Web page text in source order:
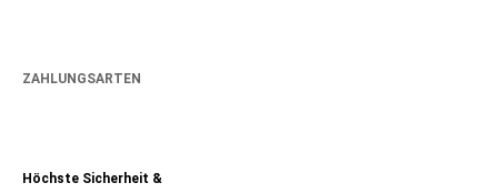
ZAHLUNGSARTEN
Höchste Sicherheit &